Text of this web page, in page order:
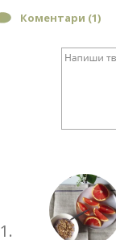
Коментари (1)
1.